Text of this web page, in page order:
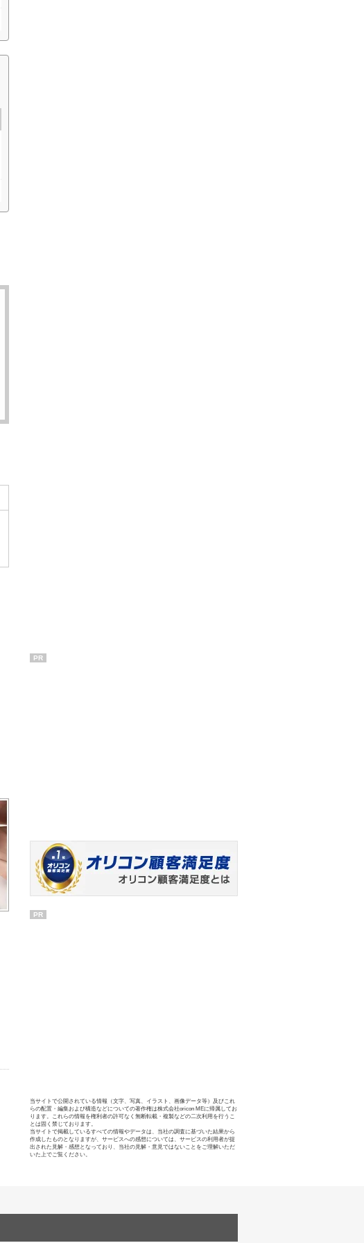
PR
PR
当サイトで公開されている情報（文字、写真、イラスト、画像データ等）及びこれ
らの配置・編集および構造などについての著作権は株式会社oricon MEに帰属してお
ります。これらの情報を権利者の許可なく無断転載・複製などの二次利用を行うこ
とは固く禁じております。
当サイトで掲載しているすべての情報やデータは、当社の調査に基づいた結果から
作成したものとなりますが、サービスへの感想については、サービスの利用者が提
出された見解・感想となっており、当社の見解・意見ではないことをご理解いただ
いた上でご覧ください。